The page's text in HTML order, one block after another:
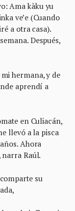
Ama kàku yu
ve’e (Cuando
a otra casa).
Después,
hermana, y de
aprendí a
en Culiacán,
llevó a la pisca
Ahora
narra Raúl.
su